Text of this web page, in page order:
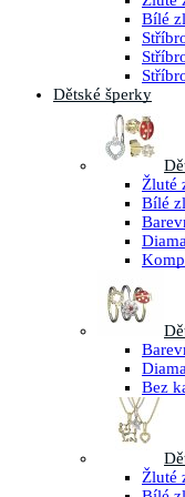
Bílé
Dětské šperky
Žluté
Bílé
Bez
Žluté